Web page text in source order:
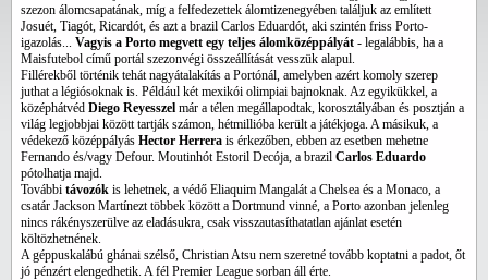
szezon álomcsapatának, míg a felfedezettek álomtizenegyében találjuk az említett
Josuét, Tiagót, Ricardót, és azt a brazil Carlos Eduardót, aki szintén friss Porto-
igazolás... Vagyis a Porto megvett egy teljes álomközéppályát - legalábbis, ha a
Maisfutebol című portál szezonvégi összeállítását vesszük alapul.
Fillérekből történik tehát nagyátalakítás a Portónál, amelyben azért komoly szerep
juthat a légiósoknak is. Például két mexikói olimpiai bajnoknak. Az egyikükkel, a
középhátvéd Diego Reyesszel már a télen megállapodtak, korosztályában és posztján a
világ legjobbjai között tartják számon, hétmillióba került a játékjoga. A másikuk, a
védekező középpályás Hector Herrera is érkezőben, ebben az esetben mehetne
Fernando és/vagy Defour. Moutinhót Estoril Decója, a brazil Carlos Eduardo
pótolhatja majd.
További távozók is lehetnek, a védő Eliaquim Mangalát a Chelsea és a Monaco, a
csatár Jackson Martínezt többek között a Dortmund vinné, a Porto azonban jelenleg
nincs rákényszerülve az eladásukra, csak visszautasíthatatlan ajánlat esetén
költözhetnének.
A géppuskalábú ghánai szélső, Christian Atsu nem szeretné tovább koptatni a padot, őt
jó pénzért elengedhetik. A fél Premier League sorban áll érte.